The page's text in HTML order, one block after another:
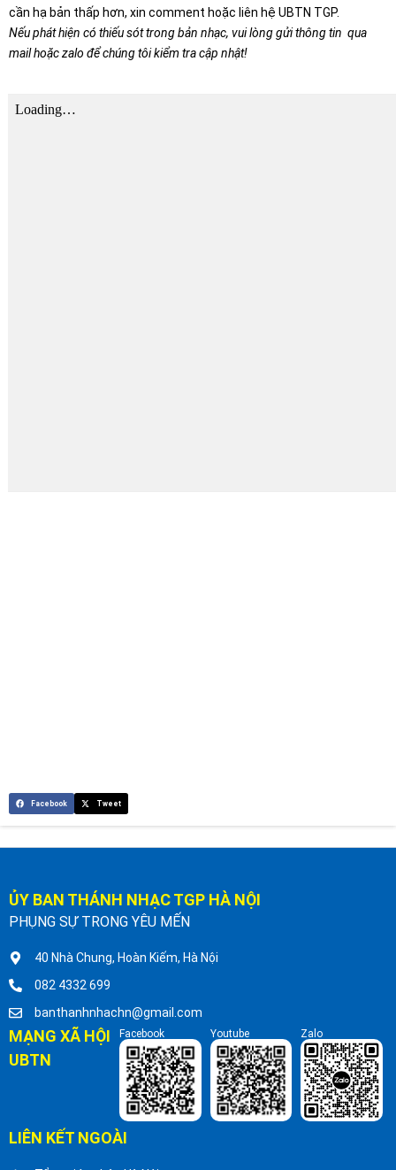
cần hạ bản thấp hơn, xin comment hoặc liên hệ UBTN TGP.
Nếu phát hiện có thiếu sót trong bản nhạc, vui lòng gửi thông tin qua
mail hoặc zalo để chúng tôi kiểm tra cập nhật!
Facebook Tweet
ỦY BAN THÁNH NHẠC TGP HÀ NỘI
PHỤNG SỰ TRONG YÊU MẾN
40 Nhà Chung, Hoàn Kiếm, Hà Nội
082 4332 699
banthanhnhachn@gmail.com
MẠNG XÃ HỘI
UBTN
Facebook Youtube Zalo
LIÊN KẾT NGOÀI